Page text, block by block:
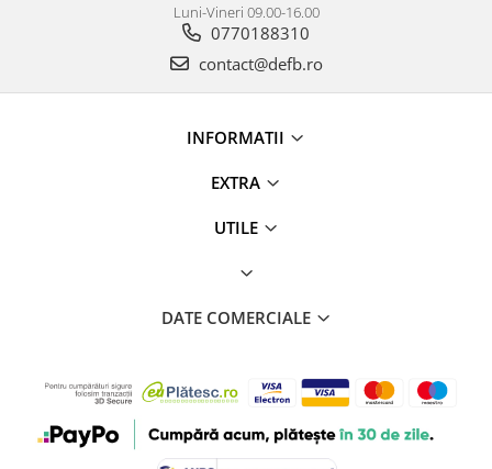
Luni-Vineri 09.00-16.00
0770188310
contact@defb.ro
INFORMATII
EXTRA
UTILE
DATE COMERCIALE